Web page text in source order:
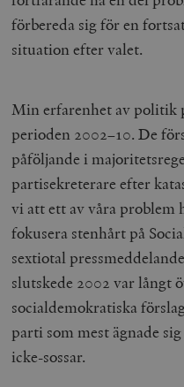
förbereda sig för en
situation efter valet.
Min erfarenhet av politik
perioden 2002–10. De
påföljande i
partisekreterare efter
vi att ett av våra
fokusera stenhårt på
sextiotal
slutskede 2002 var långt
socialdemokratiska
parti som mest ägnade
icke-sossar.